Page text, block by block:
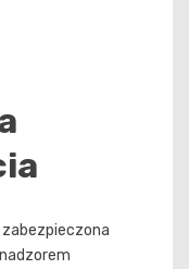
zabezpieczona